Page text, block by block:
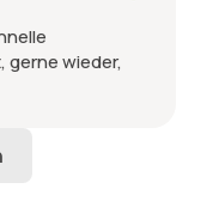
gerne wieder,